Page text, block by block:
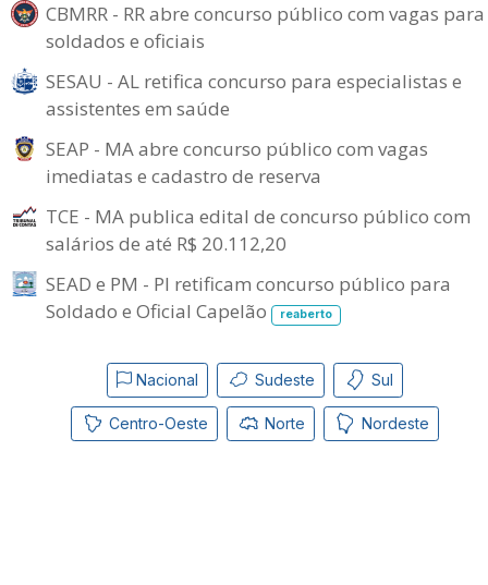
CBMRR - RR abre concurso público com vagas para
soldados e oficiais
SESAU - AL retifica concurso para especialistas e
assistentes em saúde
SEAP - MA abre concurso público com vagas
imediatas e cadastro de reserva
TCE - MA publica edital de concurso público com
salários de até R$ 20.112,20
SEAD e PM - PI retificam concurso público para
Soldado e Oficial Capelão
reaberto
Nacional Sudeste Sul
Centro-Oeste Norte Nordeste